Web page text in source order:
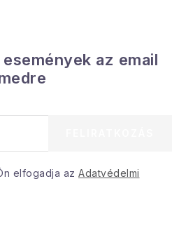
az email
elfogadja az Adatvédelmi